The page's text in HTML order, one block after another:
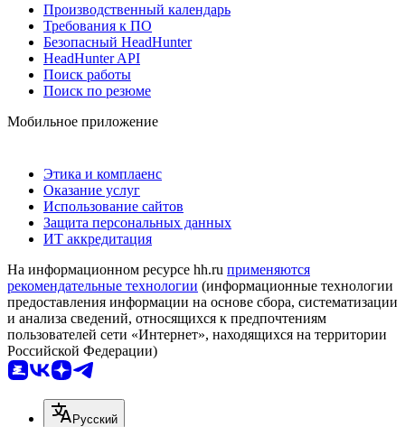
Производственный календарь
Требования к ПО
Безопасный HeadHunter
HeadHunter API
Поиск работы
Поиск по резюме
Мобильное приложение
Этика и комплаенс
Оказание услуг
Использование сайтов
Защита персональных данных
ИТ аккредитация
На информационном ресурсе hh.ru применяются
рекомендательные технологии (информационные технологии
предоставления информации на основе сбора, систематизации
и анализа сведений, относящихся к предпочтениям
пользователей сети «Интернет», находящихся на территории
Российской Федерации)
Русский